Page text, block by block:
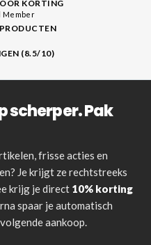
KORTING
Member
(8.5/10)
scherper. Pak
frisse acties en
Je krijgt ze rechtstreeks
krijg je direct 10% korting
spaar je automatisch
aankoop.